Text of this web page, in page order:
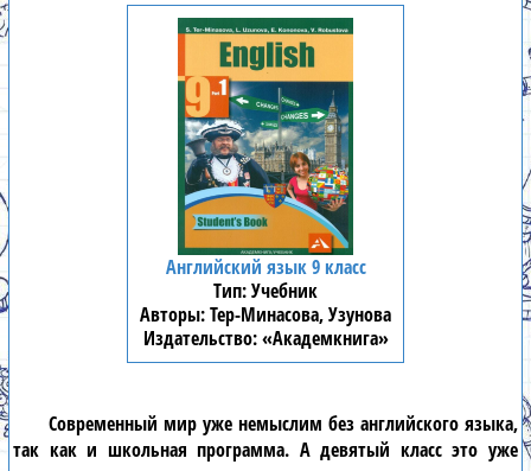
Английский язык 9 класс
Учебник
Тер-Минасова, Узунова
«Академкнига»
Современный мир уже немыслим без английского языка,
так как и школьная программа. А девятый класс это уже